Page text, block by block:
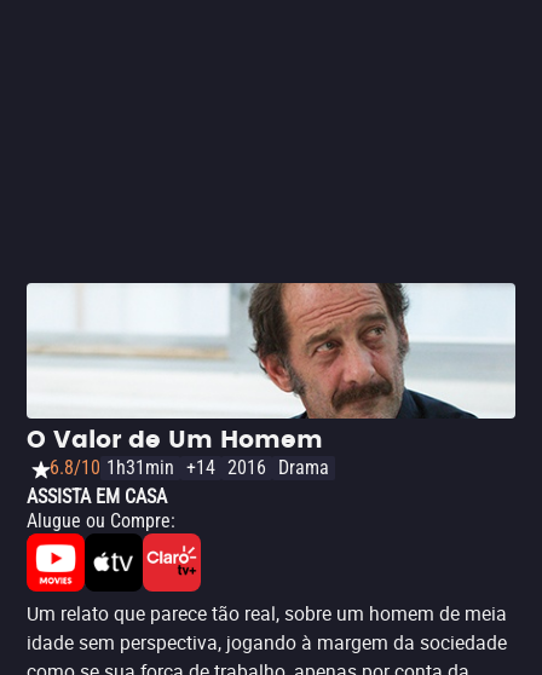
O Valor de Um Homem
6.8/10 1h31min +14 2016
Drama
ASSISTA EM CASA
Alugue ou Compre:
Um relato que parece tão real, sobre um homem de meia
idade sem perspectiva, jogando à margem da sociedade